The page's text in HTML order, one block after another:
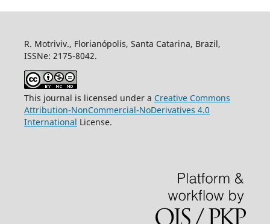
R. Motriviv., Florianópolis, Santa Catarina, Brazil,
ISSNe: 2175-8042.
This journal is licensed under a Creative Commons
Attribution-NonCommercial-NoDerivatives 4.0
International License.